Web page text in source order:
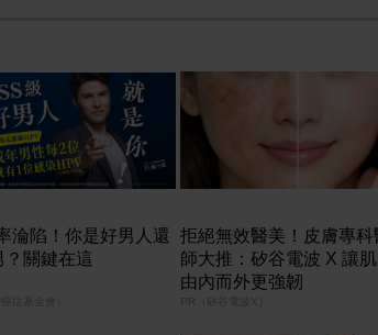
淪陷！你是好男人還
？關鍵在這
症基金會）
拒絕無效醫美！皮膚專科
師大推：矽谷電波 X 讓
由內而外更強韌
PR（矽谷電波X）